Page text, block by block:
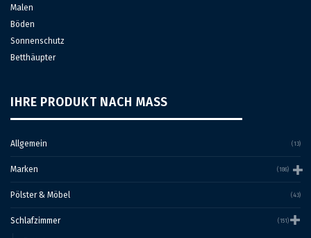
Malen
Böden
Sonnenschutz
Betthäupter
IHRE PRODUKT NACH MASS
Allgemein (13)
Marken (186)
Pölster & Möbel (43)
Schlafzimmer (151)